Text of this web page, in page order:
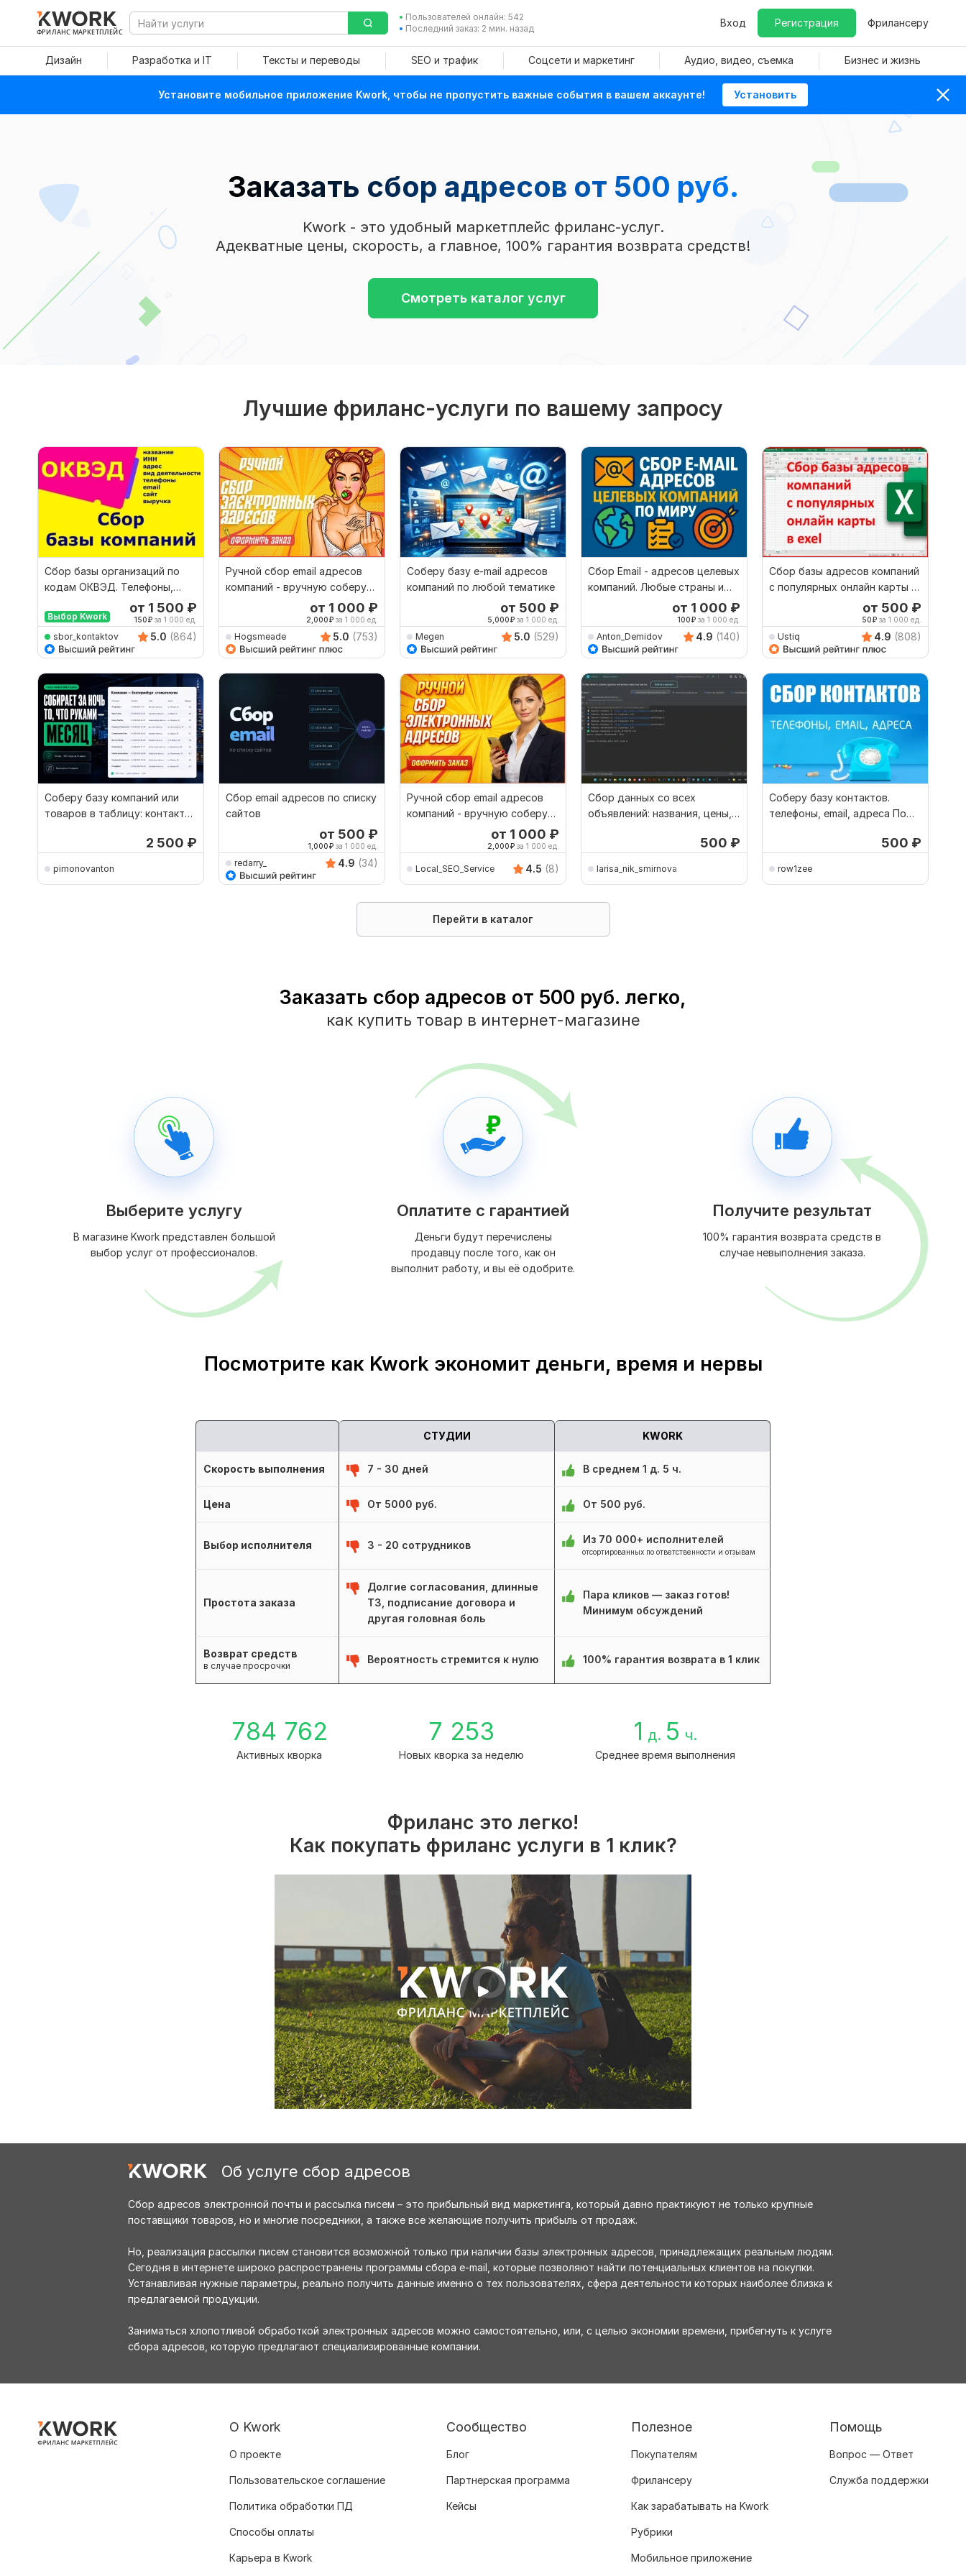
ФРИЛАНС МАРКЕТПЛЕЙС
Пользователей онлайн: 542
Последний заказ: 2 мин. назад
Вход Регистрация Фрилансеру
Дизайн Разработка и IT Тексты и переводы SEO и трафик Соцсети и маркетинг Аудио, видео, съемка Бизнес и жизнь
Установите мобильное приложение Kwork, чтобы не пропустить важные события в вашем аккаунте! Установить
Заказать сбор адресов от 500 руб.
Kwork - это удобный маркетплейс фриланс-услуг.
Адекватные цены, скорость, а главное, 100% гарантия возврата средств!
Смотреть каталог услуг
Лучшие фриланс-услуги по вашему запросу
Сбор базы организаций по
кодам ОКВЭД. Телефоны,
email, сайт, адрес
Выбор Kwork
от 1 500 ₽
150₽ за 1 000 ед.
sbor_kontaktov 5.0 (864)
Ручной сбор email адресов
компаний - вручную соберу
от 1 000 ₽
2,000₽ за 1 000 ед.
Hogsmeade 5.0 (753)
Соберу базу e-mail адресов
компаний по любой тематике
от 500 ₽
5,000₽ за 1 000 ед.
Megen 5.0 (529)
Сбор Email - адресов целевых
компаний. Любые страны и
от 1 000 ₽
100₽ за 1 000 ед.
Anton_Demidov 4.9 (140)
Сбор базы адресов компаний
с популярных онлайн карты в
от 500 ₽
50₽ за 1 000 ед.
Ustiq 4.9 (808)
Соберу базу компаний или
товаров в таблицу: контакты,
2 500 ₽
pimonovanton
Сбор email адресов по списку
сайтов
от 500 ₽
1,000₽ за 1 000 ед.
redarry_ 4.9 (34)
Ручной сбор email адресов
компаний - вручную соберу
от 1 000 ₽
2,000₽ за 1 000 ед.
Local_SEO_Service 4.5 (8)
Сбор данных со всех
объявлений: названия, цены,
500 ₽
larisa_nik_smirnova
Соберу базу контактов.
телефоны, email, адреса По
500 ₽
row1zee
Перейти в каталог
Заказать сбор адресов от 500 руб. легко,
как купить товар в интернет-магазине
Выберите услугу
В магазине Kwork представлен большой
выбор услуг от профессионалов.
Оплатите с гарантией
Деньги будут перечислены
продавцу после того, как он
выполнит работу, и вы её одобрите.
Получите результат
100% гарантия возврата средств в
случае невыполнения заказа.
Посмотрите как Kwork экономит деньги, время и нервы
СТУДИИ KWORK
Скорость выполнения 7 - 30 дней В среднем 1 д. 5 ч.
Цена От 5000 руб. От 500 руб.
Выбор исполнителя 3 - 20 сотрудников Из 70 000+ исполнителей
отсортированных по ответственности и отзывам
Простота заказа
Долгие согласования, длинные
ТЗ, подписание договора и
другая головная боль
Пара кликов — заказ готов!
Минимум обсуждений
Возврат средств
в случае просрочки
Вероятность стремится к нулю 100% гарантия возврата в 1 клик
784 762
Активных кворка
7 253
Новых кворка за неделю
1 д. 5 ч.
Среднее время выполнения
Фриланс это легко!
Как покупать фриланс услуги в 1 клик?
Об услуге сбор адресов
Сбор адресов электронной почты и рассылка писем – это прибыльный вид маркетинга, который давно практикуют не только крупные
поставщики товаров, но и многие посредники, а также все желающие получить прибыль от продаж.
Но, реализация рассылки писем становится возможной только при наличии базы электронных адресов, принадлежащих реальным людям.
Сегодня в интернете широко распространены программы сбора e-mail, которые позволяют найти потенциальных клиентов на покупки.
Устанавливая нужные параметры, реально получить данные именно о тех пользователях, сфера деятельности которых наиболее близка к
предлагаемой продукции.
Заниматься хлопотливой обработкой электронных адресов можно самостоятельно, или, с целью экономии времени, прибегнуть к услуге
сбора адресов, которую предлагают специализированные компании.
О Kwork
О проекте
Пользовательское соглашение
Политика обработки ПД
Способы оплаты
Карьера в Kwork
Сообщество
Блог
Партнерская программа
Кейсы
Полезное
Покупателям
Фрилансеру
Как зарабатывать на Kwork
Рубрики
Мобильное приложение
Помощь
Вопрос — Ответ
Служба поддержки